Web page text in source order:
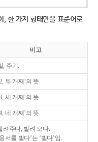
, 한 가지 형태만을 표준어로
비고
, 주기.
두 개째’의 뜻.
세 개째’의 뜻.
네 개째’의 뜻.
려주다, 빌려 오다.
서를 빌다’는 ‘빌다’임.